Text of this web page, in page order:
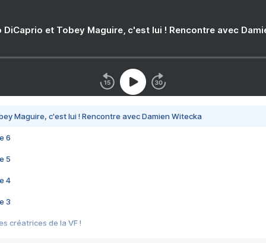
DiCaprio et Tobey Maguire, c'est lui ! Rencontre avec
Maguire, c'est lui ! Rencontre avec Damien Witecka
6
5
4
3
créatrices de la VF !